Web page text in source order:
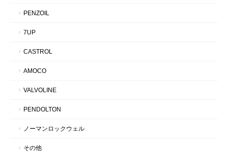
PENZOIL
7UP
CASTROL
AMOCO
VALVOLINE
PENDOLTON
ノーマンロックウェル
その他